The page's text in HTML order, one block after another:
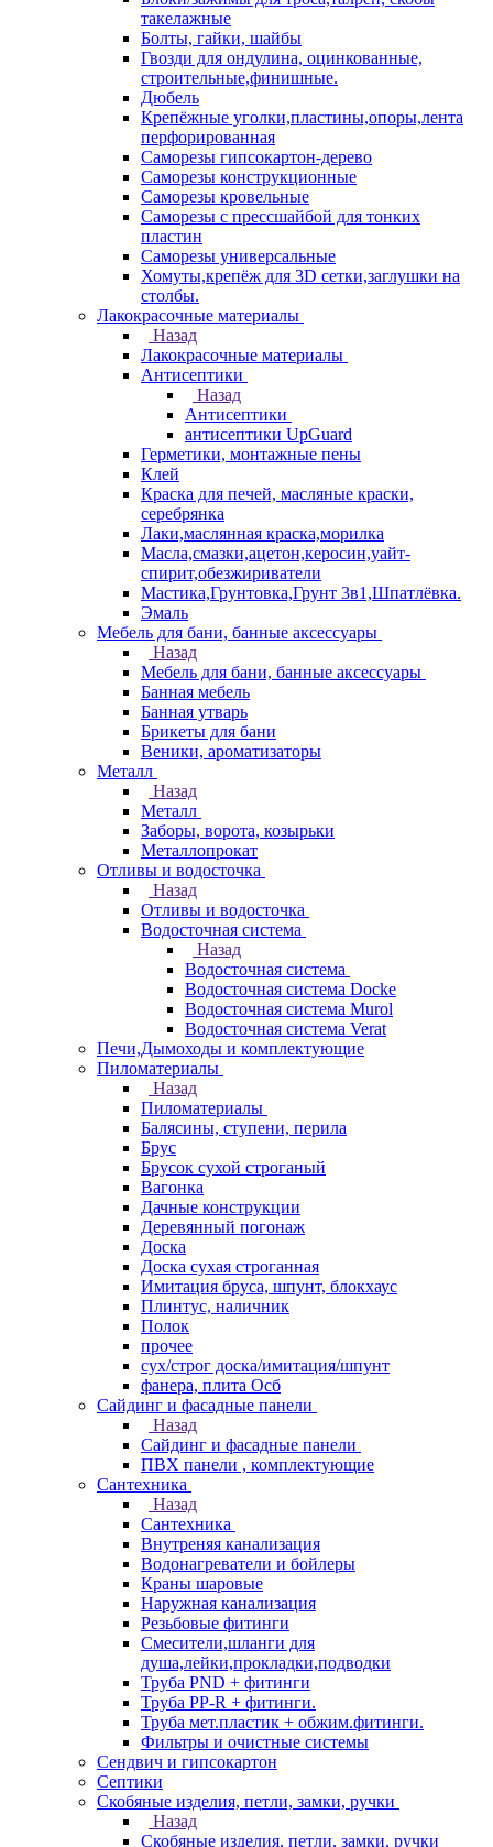
такелажные
Болты, гайки, шайбы
Гвозди для ондулина, оцинкованные,
строительные,финишные.
Дюбель
Крепёжные уголки,пластины,опоры,лента
перфорированная
Саморезы гипсокартон-дерево
Саморезы конструкционные
Саморезы кровельные
Саморезы с прессшайбой для тонких
пластин
Саморезы универсальные
Хомуты,крепёж для 3D сетки,заглушки на
столбы.
Лакокрасочные материалы
Назад
Лакокрасочные материалы
Антисептики
Назад
Антисептики
антисептики UpGuard
Герметики, монтажные пены
Клей
Краска для печей, масляные краски,
серебрянка
Лаки,маслянная краска,морилка
Масла,смазки,ацетон,керосин,уайт-
спирит,обезжириватели
Мастика,Грунтовка,Грунт 3в1,Шпатлёвка.
Эмаль
Мебель для бани, банные аксессуары
Назад
Мебель для бани, банные аксессуары
Банная мебель
Банная утварь
Брикеты для бани
Веники, ароматизаторы
Металл
Назад
Металл
Заборы, ворота, козырьки
Металлопрокат
Отливы и водосточка
Назад
Отливы и водосточка
Водосточная система
Назад
Водосточная система
Водосточная система Docke
Водосточная система Murol
Водосточная система Verat
Печи,Дымоходы и комплектующие
Пиломатериалы
Назад
Пиломатериалы
Балясины, ступени, перила
Брус
Брусок сухой строганый
Вагонка
Дачные конструкции
Деревянный погонаж
Доска
Доска сухая строганная
Имитация бруса, шпунт, блокхаус
Плинтус, наличник
Полок
прочее
сух/строг доска/имитация/шпунт
фанера, плита Осб
Сайдинг и фасадные панели
Назад
Сайдинг и фасадные панели
ПВХ панели , комплектующие
Сантехника
Назад
Сантехника
Внутреняя канализация
Водонагреватели и бойлеры
Краны шаровые
Наружная канализация
Резьбовые фитинги
Смесители,шланги для
душа,лейки,прокладки,подводки
Труба PND + фитинги
Труба PP-R + фитинги.
Труба мет.пластик + обжим.фитинги.
Фильтры и очистные системы
Сендвич и гипсокартон
Септики
Скобяные изделия, петли, замки, ручки
Назад
Скобяные изделия, петли, замки, ручки